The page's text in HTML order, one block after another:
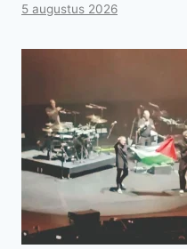
5 augustus 2026